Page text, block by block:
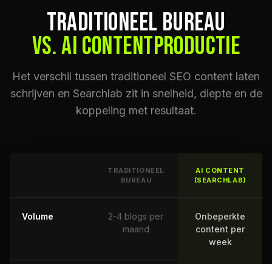
TRADITIONEEL BUREAU
VS. AI CONTENTPRODUCTIE
Het verschil tussen traditioneel SEO content laten
schrijven en Searchlab zit in snelheid, diepte en de
koppeling met resultaat.
TRADITIONEEL
BUREAU
AI CONTENT
(SEARCHLAB)
Volume
2-4 blogs per
maand
Onbeperkte
content per
week